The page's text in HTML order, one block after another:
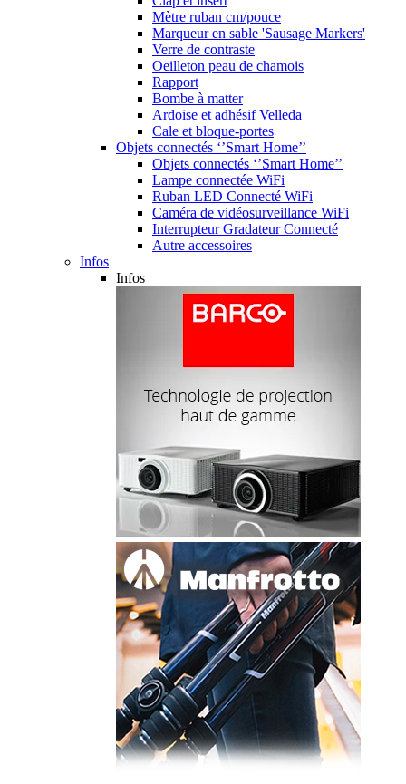
Mètre ruban cm/pouce
Marqueur en sable 'Sausage Markers'
Verre de contraste
Oeilleton peau de chamois
Rapport
Bombe à matter
Ardoise et adhésif Velleda
Cale et bloque-portes
Objets connectés ‘’Smart Home’’
Objets connectés ‘’Smart Home’’
Lampe connectée WiFi
Ruban LED Connecté WiFi
Caméra de vidéosurveillance WiFi
Interrupteur Gradateur Connecté
Autre accessoires
Infos
Infos